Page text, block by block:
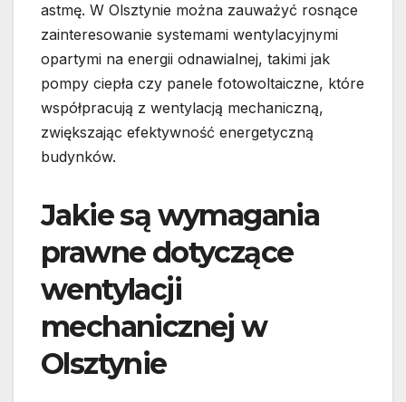
astmę. W Olsztynie można zauważyć rosnące
zainteresowanie systemami wentylacyjnymi
opartymi na energii odnawialnej, takimi jak
pompy ciepła czy panele fotowoltaiczne, które
współpracują z wentylacją mechaniczną,
zwiększając efektywność energetyczną
budynków.
Jakie są wymagania
prawne dotyczące
wentylacji
mechanicznej w
Olsztynie